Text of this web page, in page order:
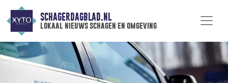
SCHAGERDAGBLAD.NL
lokaal nieuws schagen en omgeving